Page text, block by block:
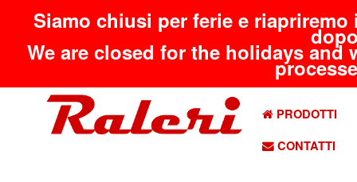
Siamo chiusi per ferie e
We are closed for the holidays
PRODOTTI
CONTATTI